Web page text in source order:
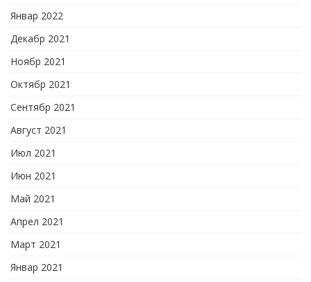
Январ 2022
Декабр 2021
Ноябр 2021
Октябр 2021
Сентябр 2021
Август 2021
Июл 2021
Июн 2021
Май 2021
Апрел 2021
Март 2021
Январ 2021